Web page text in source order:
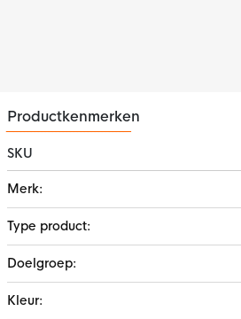
materiaalverspilling.
Productkenmerken
SKU
informatie